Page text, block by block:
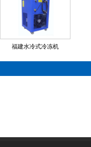
福建水冷式冷冻机